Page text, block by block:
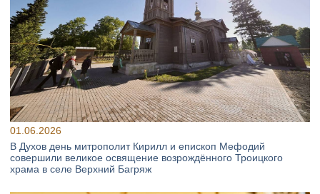
01.06.2026
В Духов день митрополит Кирилл и епископ Мефодий
совершили великое освящение возрождённого Троицкого
храма в селе Верхний Багряж